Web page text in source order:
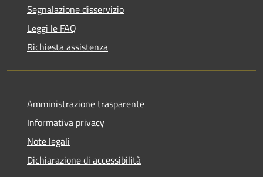
Segnalazione disservizio
Leggi le FAQ
Richiesta assistenza
Amministrazione trasparente
Informativa privacy
Note legali
Dichiarazione di accessibilità